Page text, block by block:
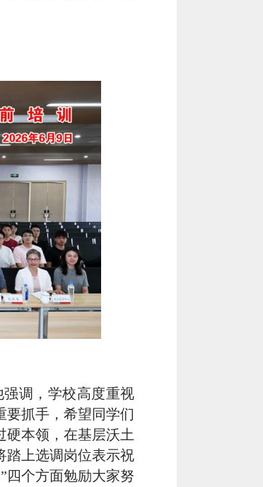
调，学校高度重视
要抓手，希望同学们
硬本领，在基层沃土
踏上选调岗位表示祝
四个方面勉励大家努